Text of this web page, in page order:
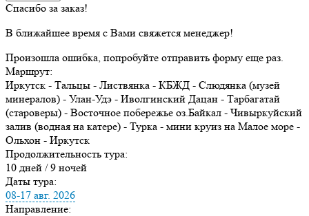
Спасибо за заказ!
В ближайшее время с Вами свяжется менеджер!
Произошла ошибка, попробуйте отправить форму еще раз.
Маршрут:
Иркутск - Тальцы - Листвянка - КБЖД - Слюдянка (музей
минералов) - Улан-Удэ - Иволгинский Дацан - Тарбагатай
(староверы) - Восточное побережье оз.Байкал - Чивыркуйский
залив (водная на катере) - Турка - мини круиз на Малое море -
Ольхон - Иркутск
Продолжительность тура:
10 дней / 9 ночей
Даты тура:
08-17 авг. 2026
Направление: